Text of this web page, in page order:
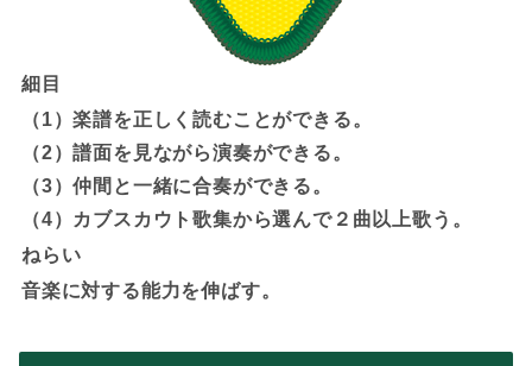
細目
（1）楽譜を正しく読むことができる。
（2）譜面を見ながら演奏ができる。
（3）仲間と一緒に合奏ができる。
（4）カブスカウト歌集から選んで２曲以上歌う。
ねらい
音楽に対する能力を伸ばす。